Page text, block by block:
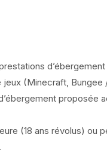
jeux (Minecraft,
proposée
(18 ans révolus) ou